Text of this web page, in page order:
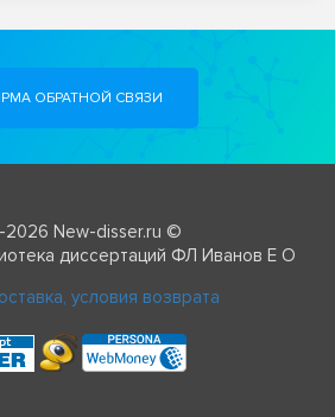
ОБРАТНОЙ СВЯЗИ
2026 New-disser.ru ©
диссертаций ФЛ Иванов Е О
условия возврата